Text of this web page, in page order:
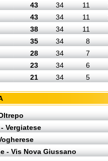
43 34 11
43 34 11
38 34 11
35 34 8
28 34 7
23 34 6
21 34 5
Vergiatese
- Vis Nova Giussano